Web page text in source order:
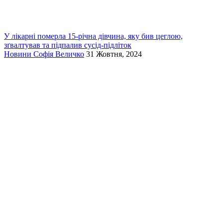
У лікарні померла 15-річна дівчина, яку бив цеглою,
зґвалтував та підпалив сусід-підліток
Новини Софія Величко 31 Жовтня, 2024